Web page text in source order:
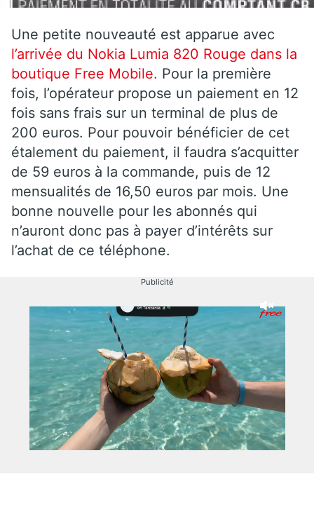
Une petite nouveauté est apparue avec
l’arrivée du Nokia Lumia 820 Rouge dans la
boutique Free Mobile. Pour la première
fois, l’opérateur propose un paiement en 12
fois sans frais sur un terminal de plus de
200 euros. Pour pouvoir bénéficier de cet
étalement du paiement, il faudra s’acquitter
de 59 euros à la commande, puis de 12
mensualités de 16,50 euros par mois. Une
bonne nouvelle pour les abonnés qui
n’auront donc pas à payer d’intérêts sur
l’achat de ce téléphone.
Publicité